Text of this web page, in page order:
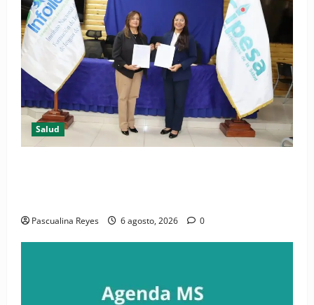
Salud
Pascualina Reyes 6 agosto, 2026 0